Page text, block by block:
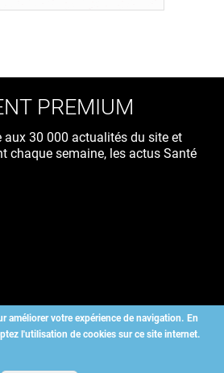
améliorer votre expérience de navigation. En
l'utilisation de cookies sur ce site internet.
PREMIUM
aux 30 000 actualités du site et
chaque semaine, les actus Santé
©2026 ALLIEDHEALTH